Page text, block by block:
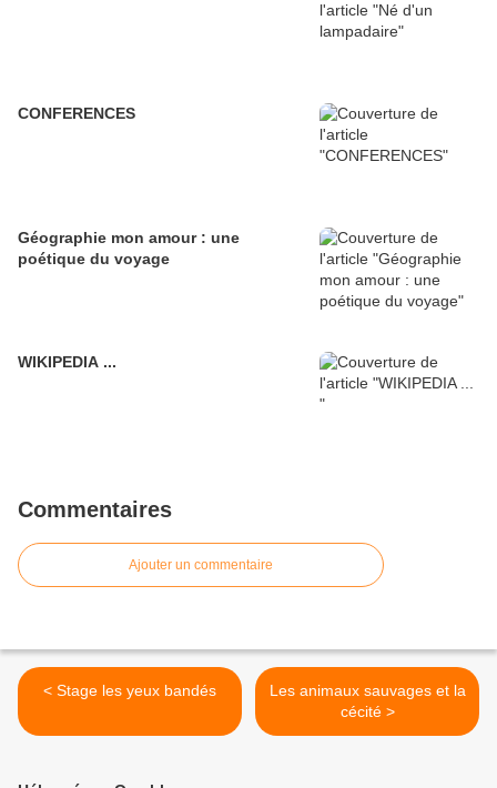
CONFERENCES
Géographie mon amour : une
poétique du voyage
WIKIPEDIA ...
Commentaires
Ajouter un commentaire
< Stage les yeux bandés
Les animaux sauvages et la
cécité >